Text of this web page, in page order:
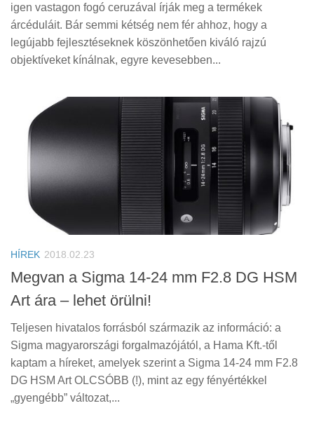
igen vastagon fogó ceruzával írják meg a termékek
árcéduláit. Bár semmi kétség nem fér ahhoz, hogy a
legújabb fejlesztéseknek köszönhetően kiváló rajzú
objektíveket kínálnak, egyre kevesebben...
HÍREK 2018.02.23
Megvan a Sigma 14-24 mm F2.8 DG HSM
Art ára – lehet örülni!
Teljesen hivatalos forrásból származik az információ: a
Sigma magyarországi forgalmazójától, a Hama Kft.-től
kaptam a híreket, amelyek szerint a Sigma 14-24 mm F2.8
DG HSM Art OLCSÓBB (!), mint az egy fényértékkel
„gyengébb” változat,...